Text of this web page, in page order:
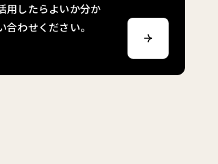
用したらよいか分か
わせください。